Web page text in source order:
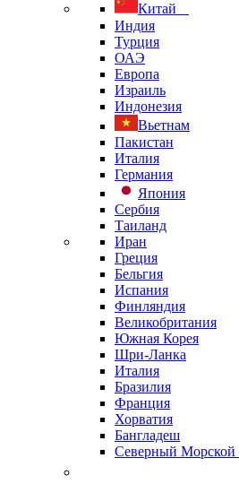
Китай
Индия
Турция
ОАЭ
Европа
Израиль
Индонезия
Вьетнам
Пакистан
Италия
Германия
Япония
Сербия
Таиланд
Иран
Греция
Бельгия
Испания
Финляндия
Великобритания
Южная Корея
Шри-Ланка
Италия
Бразилия
Франция
Хорватия
Бангладеш
Северный Морской